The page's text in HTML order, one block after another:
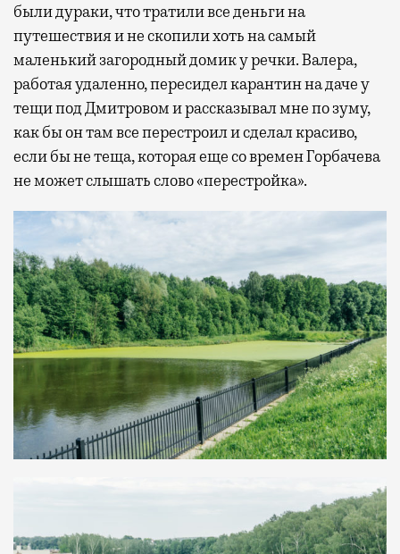
были дураки, что тратили все деньги на
путешествия и не скопили хоть на самый
маленький загородный домик у речки. Валера,
работая удаленно, пересидел карантин на даче у
тещи под Дмитровом и рассказывал мне по зуму,
как бы он там все перестроил и сделал красиво,
если бы не теща, которая еще со времен Горбачева
не может слышать слово «перестройка».